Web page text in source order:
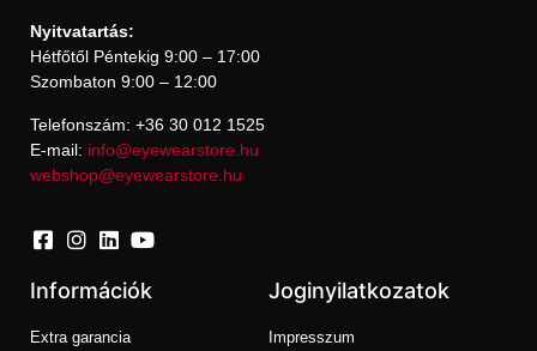
Nyitvatartás:
Hétfőtől Péntekig 9:00 – 17:00
Szombaton 9:00 – 12:00
Telefonszám: +36 30 012 1525
E-mail: info@eyewearstore.hu
webshop@eyewearstore.hu
Információk
Extra garancia
Joginyilatkozatok
Impresszum